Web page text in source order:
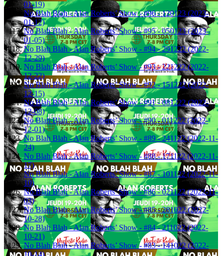
01-19)
No Blah Blah - Alan Roberts’ Show - #96 - 120123 (2023-
01-12)
No Blah Blah - Alan Roberts’ Show - #95 - 050123 (2023-
01-05)
No Blah Blah - Alan Roberts’ Show - #94 - 291222 (2022-
12-29)
No Blah Blah - Alan Roberts’ Show - #93 - 221222 (2022-
12-22)
No Blah Blah - Alan Roberts’ Show - #92 - 151222 (2022-
12-15)
No Blah Blah - Alan Roberts’ Show - #91 - 081222 (2022-
12-08)
No Blah Blah - Alan Roberts’ Show - #90 - 011222 (2022-
12-01)
No Blah Blah - Alan Roberts’ Show - #89 - 241122 (2022-11-
24)
No Blah Blah - Alan Roberts’ Show - #88 - 171122 (2022-11-
17)
No Blah Blah - Alan Roberts’ Show - #87 - 101122 (2022-11-
10)
No Blah Blah - Alan Roberts’ Show - #86 - 021122 (2022-11-
03)
No Blah Blah - Alan Roberts’ Show - #85 - 281022 (2022-
10-28)
No Blah Blah - Alan Roberts’ Show - #84 - 211022 (2022-
10-21)
No Blah Blah - Alan Roberts’ Show - #83 - 141022 (2022-
10-14)